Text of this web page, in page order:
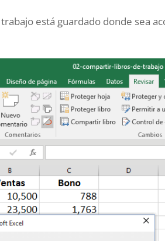
está guardado donde sea